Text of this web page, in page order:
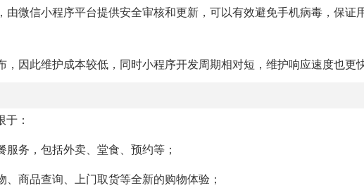
微信小程序平台提供安全审核和更新，可以有效避免手机病毒，保证
因此维护成本较低，同时小程序开发周期相对短，维护响应速度也更快
：
务，包括外卖、堂食、预约等；
商品查询、上门取货等全新的购物体验；